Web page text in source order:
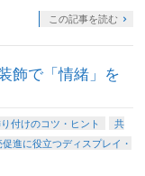
この記事を読む
飾で「情緒」を
付けのコツ・ヒント
共
進に役立つディスプレイ・